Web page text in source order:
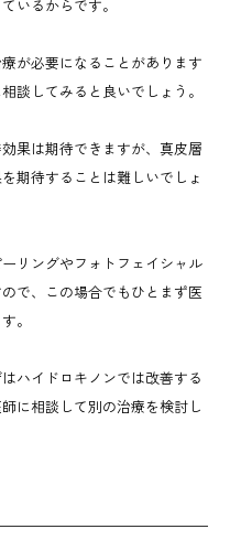
いるからです。
が必要になることがあります
談してみると良いでしょう。
果は期待できますが、真皮層
期待することは難しいでしょ
リングやフォトフェイシャル
で、この場合でもひとまず医
。
ハイドロキノンでは改善する
に相談して別の治療を検討し